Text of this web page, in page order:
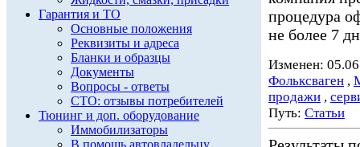
Гарантия и ТО
Основные положения
Реквизиты и адреса
Бланки и образцы
Документы
Вопросы - ответы
СТО: отзывы потребителей
Тюнинг и доп. оборудование
Иммобилизаторы
В помощь автовладельцу
процедура
не более 7
Изменен:
Фольксваген ,
продажи ,
Путь: Статьи